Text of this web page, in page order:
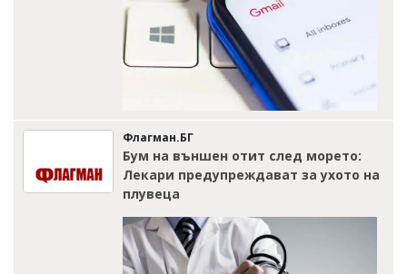
Флагман.БГ
Бум на външен отит след морето:
Лекари предупреждават за ухото на
плувеца